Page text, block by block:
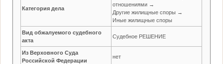
Категория дела
отношениями →
Другие жилищные споры →
Иные жилищные споры
Вид обжалуемого судебного
акта
Судебное РЕШЕНИЕ
Из Верховного Суда
Российской Федерации
нет